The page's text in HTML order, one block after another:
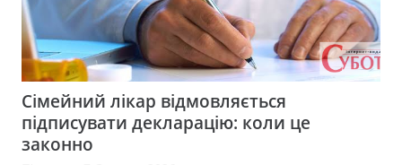
Сімейний лікар відмовляється
підписувати декларацію: коли це
законно